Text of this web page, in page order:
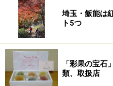
フラワーゼリーは、エレ
ています。最もコンパク
色（ラズベリー）、ピン
ン）、オレンジ色（あん
（ヨーグルト）が、彩り
く口にいれたいとは思って
埼玉・飯能は
ト5つ
「彩果の宝
類、取扱店